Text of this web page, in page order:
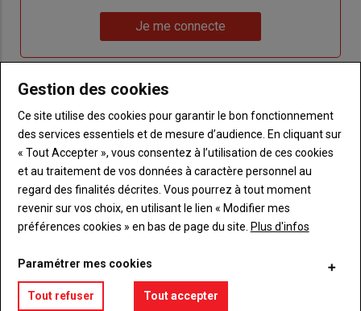
de
me
Je me connecte
Sous-
titre
Vous n'êtes pas abonné(e)
TITRE CRÉEZ UN COMPTE
BodyChoisissez votre formule et créez votre
compte pour accéder à tout {nom-site}.
Lien Créez un compte
VOUS AIMEREZ AUSSI
Gestion des cookies
Ce site utilise des cookies pour garantir le bon fonctionnement
des services essentiels et de mesure d’audience. En cliquant sur
« Tout Accepter », vous consentez à l’utilisation de ces cookies
et au traitement de vos données à caractère personnel au
regard des finalités décrites. Vous pourrez à tout moment
revenir sur vos choix, en utilisant le lien « Modifier mes
préférences cookies » en bas de page du site. Plus d'infos
Paramétrer mes cookies
Tout refuser Tout accepter